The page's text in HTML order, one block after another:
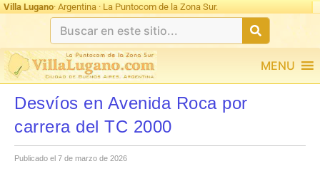
Villa Lugano· Argentina · La Puntocom de la Zona Sur.
MENU
Desvíos en Avenida Roca por
carrera del TC 2000
Publicado el 7 de marzo de 2026